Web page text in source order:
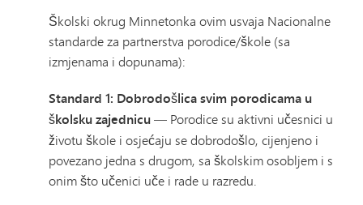
Školski okrug Minnetonka ovim usvaja Nacionalne
standarde za partnerstva porodice/škole (sa
izmjenama i dopunama):
Standard 1: Dobrodošlica svim porodicama u
školsku zajednicu— Porodice su aktivni učesnici u
životu škole i osjećaju se dobrodošlo, cijenjeno i
povezano jedna s drugom, sa školskim osobljem i s
onim što učenici uče i rade u razredu.